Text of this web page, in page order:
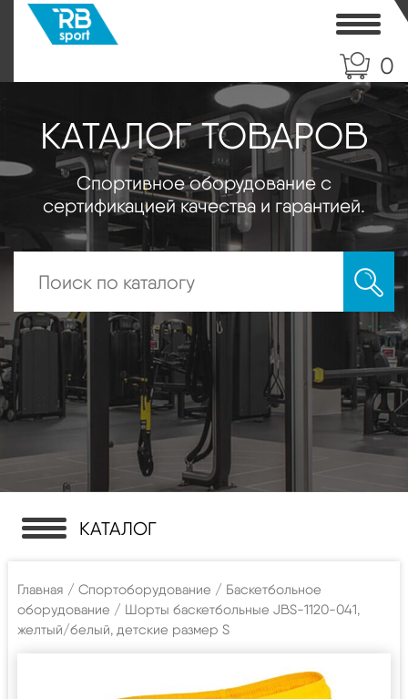
0
КАТАЛОГ ТОВАРОВ
Спортивное оборудование с
сертификацией качества и гарантией.
КАТАЛОГ
Главная / Спортоборудование / Баскетбольное
оборудование / Шорты баскетбольные JBS-1120-041,
желтый/белый, детские размер S